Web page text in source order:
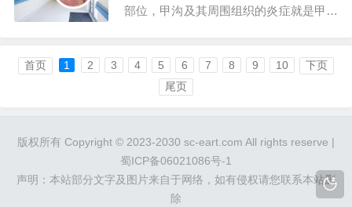
部位，甲沟及其周围组织的炎症就是甲沟
擦伤、嵌甲或拔“倒皮刺”后造成。千万不
要轻视甲沟炎，一旦发作，疼痛起来是常
人难以忍受的。2、甲沟炎在临床上非常
疾病，大...
首页 1 2 3 4 5 6 7 8 9 10
下页
尾页
版权所有 Copyright © 2023-2030 sc-eart.com All rights reserve |
蜀ICP备06021086号-1
声明：本站部分文字及图片来自于网络，如有侵权请您联系本站删
除